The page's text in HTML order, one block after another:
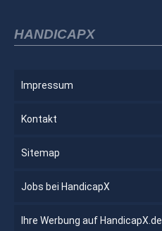
HANDICAPX
Impressum
Kontakt
Sitemap
Jobs bei HandicapX
Ihre Werbung auf HandicapX.de